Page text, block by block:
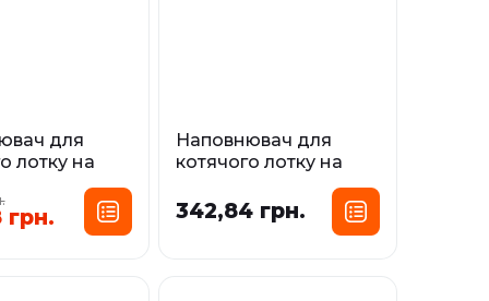
для
лотку на
KOTIX
з
лаванди 6
грн.
Наповнювач для
котячого лотку на
основі тофу KOTIX
TOFU Green Tea, з
ароматом зеленого
342,84 грн.